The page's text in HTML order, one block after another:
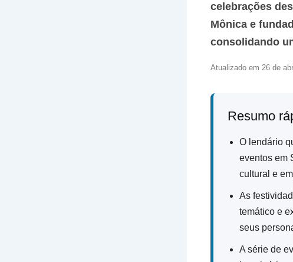
celebrações
Mônica e
consolidando
Atualizado em 26 de
Resumo
O lendário
eventos em
cultural e
As
temático e
seus
A série de